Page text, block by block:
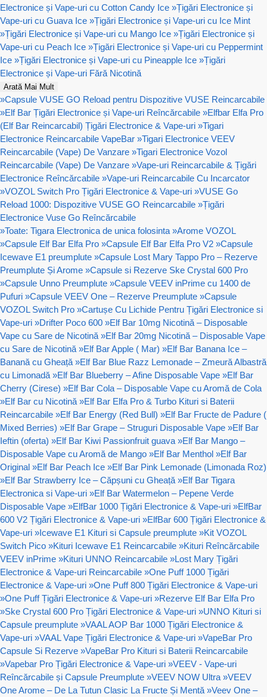
Electronice și Vape-uri cu Cotton Candy Ice »Țigări Electronice și
Vape-uri cu Guava Ice »Țigări Electronice și Vape-uri cu Ice Mint
»Țigări Electronice și Vape-uri cu Mango Ice »Țigări Electronice și
Vape-uri cu Peach Ice »Țigări Electronice și Vape-uri cu Peppermint
Ice »Țigări Electronice și Vape-uri cu Pineapple Ice »Țigări
Electronice și Vape-uri Fără Nicotină
Arată Mai Mult
»Capsule VUSE GO Reload pentru Dispozitive VUSE Reincarcabile
»Elf Bar Țigări Electronice și Vape-uri Reîncărcabile »Elfbar Elfa Pro
(Elf Bar Reincarcabil) Țigări Electronice & Vape-uri »Tigari
Electronice Reincarcabile VapeBar »Tigari Electronice VEEV
Reincarcabile (Vape) De Vanzare »Tigari Electronice Vozol
Reincarcabile (Vape) De Vanzare »Vape-uri Reincarcabile & Țigări
Electronice Reîncărcabile »Vape-uri Reincarcabile Cu Incarcator
»VOZOL Switch Pro Țigări Electronice & Vape-uri »VUSE Go
Reload 1000: Dispozitive VUSE GO Reincarcabile »Țigări
Electronice Vuse Go Reîncărcabile
»Toate: Tigara Electronica de unica folosinta »Arome VOZOL
»Capsule Elf Bar Elfa Pro »Capsule Elf Bar Elfa Pro V2 »Capsule
Icewave E1 preumplute »Capsule Lost Mary Tappo Pro – Rezerve
Preumplute Și Arome »Capsule si Rezerve Ske Crystal 600 Pro
»Capsule Unno Preumplute »Capsule VEEV inPrime cu 1400 de
Pufuri »Capsule VEEV One – Rezerve Preumplute »Capsule
VOZOL Switch Pro »Cartușe Cu Lichide Pentru Țigări Electronice si
Vape-uri »Drifter Poco 600 »Elf Bar 10mg Nicotină – Disposable
Vape cu Sare de Nicotină »Elf Bar 20mg Nicotină – Disposable Vape
cu Sare de Nicotină »Elf Bar Apple ( Mar) »Elf Bar Banana Ice –
Banană cu Gheață »Elf Bar Blue Razz Lemonade – Zmeură Albastră
cu Limonadă »Elf Bar Blueberry – Afine Disposable Vape »Elf Bar
Cherry (Cirese) »Elf Bar Cola – Disposable Vape cu Aromă de Cola
»Elf Bar cu Nicotină »Elf Bar Elfa Pro & Turbo Kituri si Baterii
Reincarcabile »Elf Bar Energy (Red Bull) »Elf Bar Fructe de Padure (
Mixed Berries) »Elf Bar Grape – Struguri Disposable Vape »Elf Bar
Ieftin (oferta) »Elf Bar Kiwi Passionfruit guava »Elf Bar Mango –
Disposable Vape cu Aromă de Mango »Elf Bar Menthol »Elf Bar
Original »Elf Bar Peach Ice »Elf Bar Pink Lemonade (Limonada Roz)
»Elf Bar Strawberry Ice – Căpșuni cu Gheață »Elf Bar Tigara
Electronica si Vape-uri »Elf Bar Watermelon – Pepene Verde
Disposable Vape »ElfBar 1000 Țigări Electronice & Vape-uri »ElfBar
600 V2 Țigări Electronice & Vape-uri »ElfBar 600 Țigări Electronice &
Vape-uri »Icewave E1 Kituri si Capsule preumplute »Kit VOZOL
Switch Pico »Kituri Icewave E1 Reincarcabile »Kituri Reîncărcabile
VEEV inPrime »Kituri UNNO Reincarcabile »Lost Mary Țigări
Electronice & Vape-uri Reincarcabile »One Puff 1000 Țigări
Electronice & Vape-uri »One Puff 800 Țigări Electronice & Vape-uri
»One Puff Țigări Electronice & Vape-uri »Rezerve Elf Bar Elfa Pro
»Ske Crystal 600 Pro Țigări Electronice & Vape-uri »UNNO Kituri si
Capsule preumplute »VAAL AOP Bar 1000 Țigări Electronice &
Vape-uri »VAAL Vape Țigări Electronice & Vape-uri »VapeBar Pro
Capsule Si Rezerve »VapeBar Pro Kituri si Baterii Reincarcabile
»Vapebar Pro Țigări Electronice & Vape-uri »VEEV - Vape-uri
Reîncărcabile și Capsule Preumplute »VEEV NOW Ultra »VEEV
One Arome – De La Tutun Clasic La Fructe Și Mentă »Veev One –